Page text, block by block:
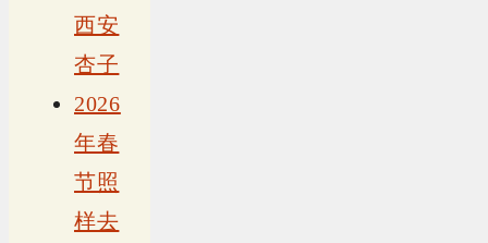
西安
杏子
2026
年春
节照
样去